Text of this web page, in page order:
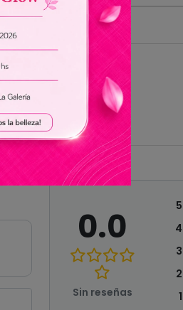
0.0
Sin reseñas
5
4
3
2
1